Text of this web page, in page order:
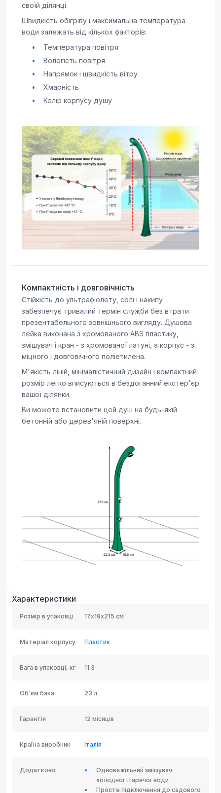
своїй ділянці.
Швидкість обігріву і максимальна температура
води залежать від кількох факторів:
Температура повітря
Вологість повітря
Напрямок і швидкість вітру
Хмарність
Колір корпусу душу
Компактність і довговічність
Стійкість до ультрафіолету, солі і накипу
забезпечує тривалий термін служби без втрати
презентабельного зовнішнього вигляду. Душова
лейка виконана з хромованого ABS пластику,
змішувач і кран - з хромованої латуні, а корпус - з
міцного і довговічного поліетилена.
М'якість ліній, мінімалістичний дизайн і компактний
розмір легко вписуються в бездоганний екстер'єр
вашої ділянки.
Ви можете встановити цей душ на будь-якій
бетонній або дерев'яній поверхні.
Характеристики
Розмір в упаковці 17х19х215 см
Матеріал корпусу Пластик
Вага в упаковці, кг 11.3
Об'єм бака 23 л
Гарантія 12 місяців
Країна виробник Італія
Додатково
Одноважільний змішувач
холодної і гарячої води
Просте підключення до садового